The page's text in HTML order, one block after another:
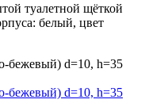
туалетной щёткой
белый, цвет